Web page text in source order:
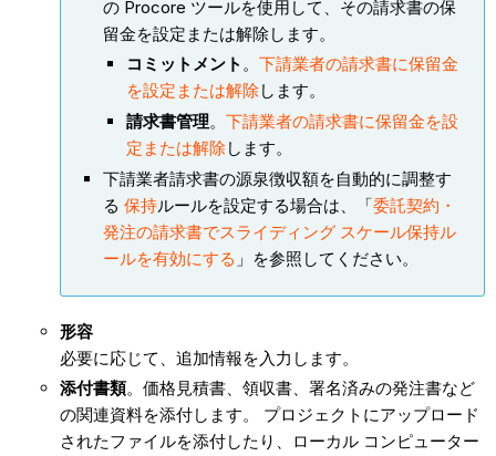
の Procore ツールを使用して、その請求書の保
留金を設定または解除します。
コミットメント 。 下請業者の請求書に保留金
を設定または解除します。
請求書管理。 下請業者の請求書に保留金を設
定または解除します。
下請業者請求書の源泉徴収額を自動的に調整す
る 保持ルールを設定する場合は、「委託契約・
発注の請求書でスライディング スケール保持ル
ールを有効にする 」を参照してください。
形容
必要に応じて、追加情報を入力します。
添付書類。価格見積書、領収書、署名済みの発注書など
の関連資料を添付します。 プロジェクトにアップロード
されたファイルを添付したり、ローカル コンピューター